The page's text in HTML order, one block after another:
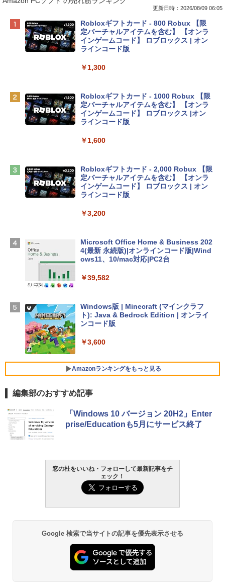
Apple 2026 MacBook Neo A18 Proチッ
プ搭載13インチノートブック：AIとAppl
e Intelligenceのために設計、Liquid Ret
inaディスプレイ、8GBユニファイドメモ
eTime HDカメラ、Touch ID - インディ
￥137,800
tomtoc 360°保護 15.6 16インチ パソコ
book Lenovo対応
Apple 2026 MacBook Air M5チップ搭載
13インチノートブック：AIとApple Intell
スプレイ、16GBユニファイドメモリ、1
￥278,800
SSD インテル Core 5
￥129,800
Core i5/16GB/SSD 512GB/ホワイト) FM
VWK3E15W_AZ
￥139,880
更新日時：2026/08/09 06:05
Robloxギフトカード - 800 Robux 【限
定バーチャルアイテムを含む】 【オンラ
インゲームコード】 ロブロックス | オン
ラインコード版
￥1,300
Robloxギフトカード - 1000 Robux 【限
定バーチャルアイテムを含む】 【オンラ
インゲームコード】 ロブロックス |オン
ラインコード版
￥1,600
Robloxギフトカード - 2,000 Robux 【限
定バーチャルアイテムを含む】 【オンラ
インゲームコード】 ロブロックス | オン
ラインコード版
￥3,200
Microsoft Office Home & Business 202
4(最新 永続版)|オンラインコード版|Wind
ows11、10/mac対応|PC2台
￥39,582
Windows版 | Minecraft (マインクラフ
ト): Java & Bedrock Edition | オンライ
ンコード版
￥3,600
Amazonランキングをもっと見る
生成AIパスポート公式テキスト 第４版
￥1,766
1冊ですべて身につくHTML & CSSとWe
bデザイン入門講座［第2版］
ClaudeCode いちばんやさしい 教科書:
非エンジニア 初心者 素人 でも安心 使い
方 マニュアル AI副業にもコンテンツ作成
にもKindle出版にも！ 非エンジニアのた
めのAIコーディング入門シリーズ
Amazon Kindle - 目に優しい、かさばら
ない、大きな画面で読みやすい、6週間持
続バッテリー、6インチディスプレイ電子
￥16,980
Kindle Paperwhite シグニチャーエディ
るさ自動調整、色調調節ライト、12週間
￥27,980
Amazon Kindle Paperwhite (16GB) 7イ
ンチディスプレイ、色調調節ライト、12
編集部のおすすめ記事
「Windows 10 バージョン 20H2」Enter
prise/Educationも5月にサービス終了
窓の杜をいいね・フォローして最新記事をチ
ェック！
Google 検索で当サイトの記事を優先表示させる